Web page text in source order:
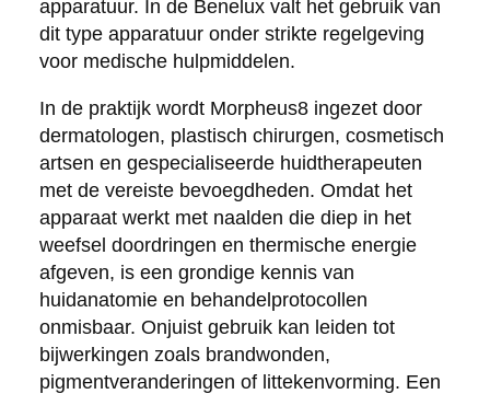
apparatuur. In de Benelux valt het gebruik van
dit type apparatuur onder strikte regelgeving
voor medische hulpmiddelen.
In de praktijk wordt Morpheus8 ingezet door
dermatologen, plastisch chirurgen, cosmetisch
artsen en gespecialiseerde huidtherapeuten
met de vereiste bevoegdheden. Omdat het
apparaat werkt met naalden die diep in het
weefsel doordringen en thermische energie
afgeven, is een grondige kennis van
huidanatomie en behandelprotocollen
onmisbaar. Onjuist gebruik kan leiden tot
bijwerkingen zoals brandwonden,
pigmentveranderingen of littekenvorming. Een